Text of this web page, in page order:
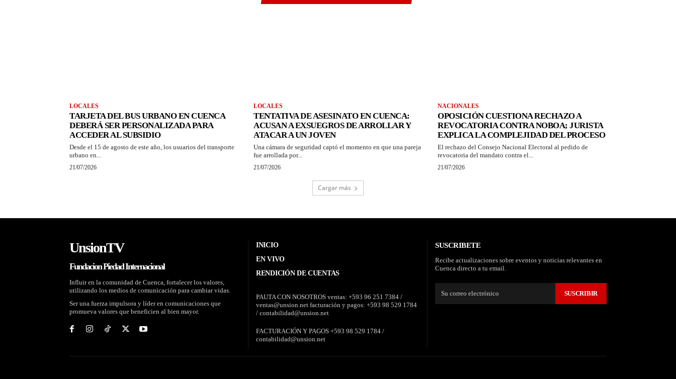
LOCALES
TARJETA DEL BUS URBANO EN CUENCA
DEBERÁ SER PERSONALIZADA PARA
ACCEDER AL SUBSIDIO
Desde el 15 de agosto de este año, los usuarios del transporte
urbano en...
21/07/2026
LOCALES
TENTATIVA DE ASESINATO EN CUENCA:
ACUSAN A EXSUEGROS DE ARROLLAR Y
ATACAR A UN JOVEN
Una cámara de seguridad captó el momento en que una pareja
fue arrollada por...
21/07/2026
NACIONALES
OPOSICIÓN CUESTIONA RECHAZO A
REVOCATORIA CONTRA NOBOA; JURISTA
EXPLICA LA COMPLEJIDAD DEL PROCESO
El rechazo del Consejo Nacional Electoral al pedido de
revocatoria del mandato contra el...
21/07/2026
Cargar más
UnsionTV
Fundacion Piedad Internacional
Influir en la comunidad de Cuenca, fortalecer los valores,
utilizando los medios de comunicación para cambiar vidas.
Ser una fuerza impulsora y líder en comunicaciones que
promueva valores que beneficien al bien mayor.
INICIO
EN VIVO
RENDICIÓN DE CUENTAS
PAUTA CON NOSOTROS ventas: +593 96 251 7384 /
ventas@unsion.net facturación y pagos: +593 98 529 1784
/ contabilidad@unsion.net
FACTURACIÓN Y PAGOS +593 98 529 1784 /
contabilidad@unsion.net
SUSCRIBETE
Recibe actualizaciones sobre eventos y noticias relevantes en
Cuenca directo a tu email.
SUSCRIBIR